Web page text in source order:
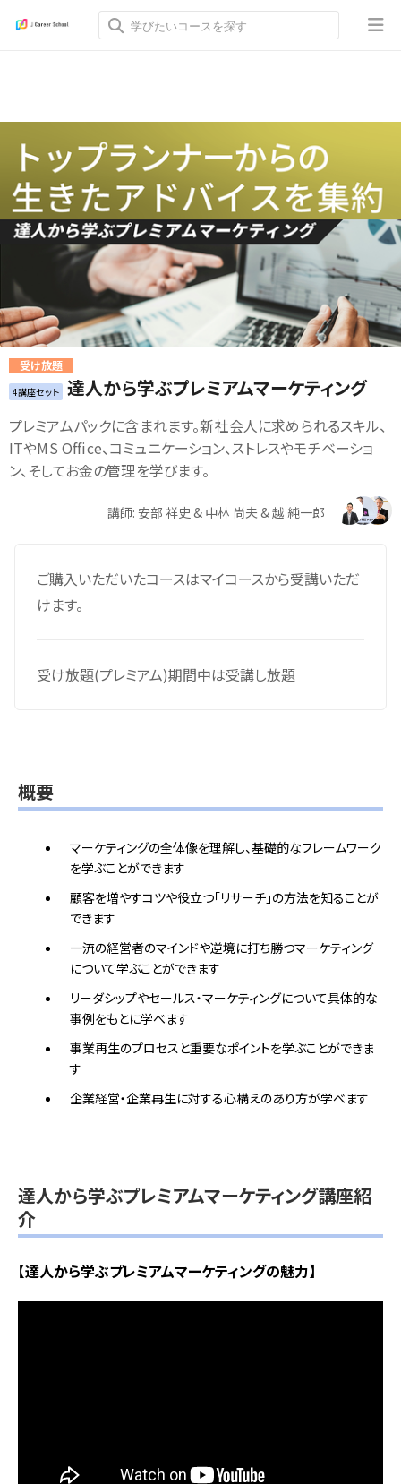
受け放題
4講座セット 達人から学ぶプレミアムマーケティング
プレミアムパックに含まれます。新社会人に求められるスキル、
ITやMS Office、コミュニケーション、ストレスやモチベーショ
ン、そしてお金の管理を学びます。
講師: 安部 祥史 & 中林 尚夫 & 越 純一郎
ご購入いただいたコースはマイコースから受講いただ
けます。
受け放題(プレミアム)期間中は受講し放題
概要
マーケティングの全体像を理解し、基礎的なフレームワーク
を学ぶことができます
顧客を増やすコツや役立つ「リサーチ」の方法を知ることが
できます
一流の経営者のマインドや逆境に打ち勝つマーケティング
について学ぶことができます
リーダシップやセールス・マーケティングについて具体的な
事例をもとに学べます
事業再生のプロセスと重要なポイントを学ぶことができま
す
企業経営・企業再生に対する心構えのあり方が学べます
達人から学ぶプレミアムマーケティング講座紹
介
【達人から学ぶプレミアムマーケティングの魅力】